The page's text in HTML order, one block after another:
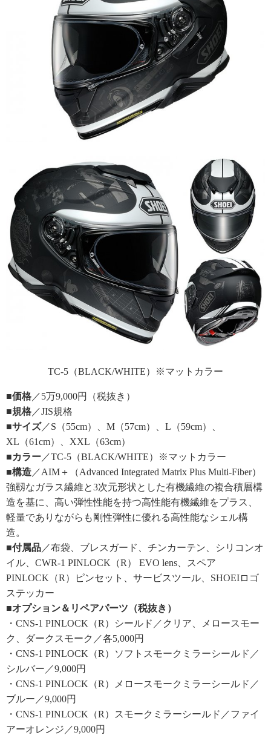
TC-5（BLACK/WHITE）※マットカラー
■価格 ／5万9,000円（税抜き）
■規格 ／JIS規格
■サイズ／S（55cm）、M（57cm）、L（59cm）、
XL（61cm）、XXL（63cm）
■カラー ／TC-5（BLACK/WHITE）※マットカラー
■構造 ／AIM＋（Advanced Integrated Matrix Plus Multi-Fiber）
強靱なガラス繊維と3次元形状とした有機繊維の複合積層構
造を基に、高い弾性性能を持つ高性能有機繊維をプラス、
軽量でありながらも剛性弾性に優れる高性能なシェル構
造。
■付属品 ／布袋、ブレスガード、チンカーテン、シリコンオ
イル、CWR-1 PINLOCK（R） EVO lens、スペア
PINLOCK（R）ピンセット、サービスツール、SHOEIロゴ
ステッカー
■オプション＆リペアパーツ（税抜き）
・CNS-1 PINLOCK（R）シールド／クリア、メロースモー
ク、ダークスモーク／各5,000円
・CNS-1 PINLOCK（R）ソフトスモークミラーシールド／
シルバー／9,000円
・CNS-1 PINLOCK（R）メロースモークミラーシールド／
ブルー／9,000円
・CNS-1 PINLOCK（R）スモークミラーシールド／ファイ
アーオレンジ／9,000円